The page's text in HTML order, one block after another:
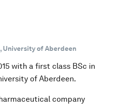
University of Aberdeen
with a first class BSc in
of Aberdeen.
company